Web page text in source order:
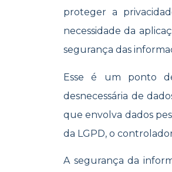
proteger a
necessidade da
segurança das
Esse é um ponto
desnecessária de
que envolva dados
da LGPD, o
A segurança da